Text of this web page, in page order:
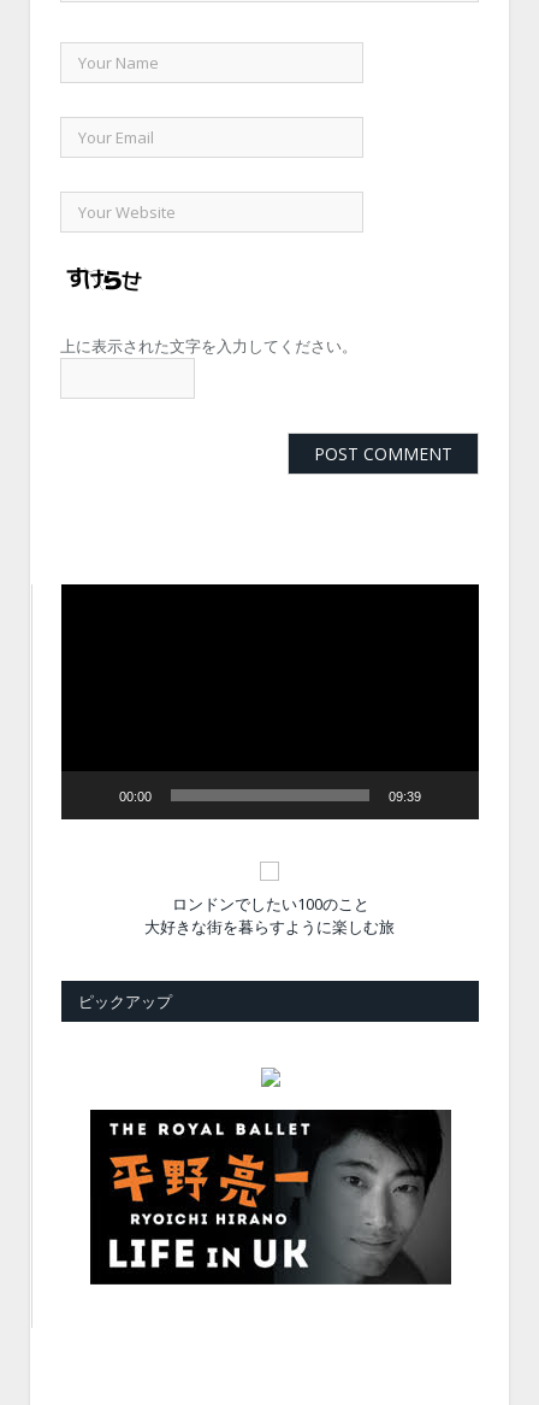
上に表示された文字を入力してください。
00:00 09:39
ロンドンでしたい100のこと
大好きな街を暮らすように楽しむ旅
ピックアップ